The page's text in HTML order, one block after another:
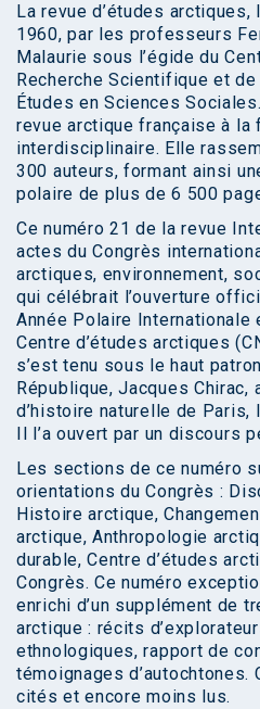
La revue d’études
1960, par les professeurs
Malaurie sous l’égide du
Recherche Scientifique et de
Études en Sciences
revue arctique française à
interdisciplinaire. Elle
300 auteurs, formant ainsi
polaire de plus de 6 500
Ce numéro 21 de la revue
actes du Congrès
arctiques, environnement,
qui célébrait l’ouverture
Année Polaire Internationale
Centre d’études arctiques
s’est tenu sous le haut
République, Jacques Chirac,
d’histoire naturelle de Paris,
Il l’a ouvert par un discours
Les sections de ce numéro
orientations du Congrès :
Histoire arctique,
arctique, Anthropologie
durable, Centre d’études
Congrès. Ce numéro
enrichi d’un supplément de
arctique : récits
ethnologiques, rapport de
témoignages
cités et encore moins lus.